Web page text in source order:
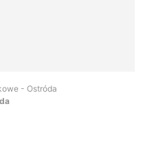
- Ostróda